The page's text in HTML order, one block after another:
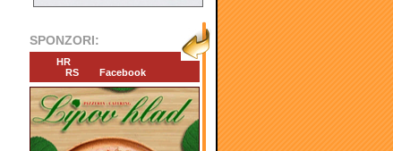
SPONZORI:
HR
RS
Facebook